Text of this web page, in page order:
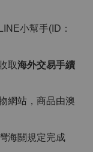
小幫手(ID：
取海外交易手續
網站，商品由澳
海關規定完成